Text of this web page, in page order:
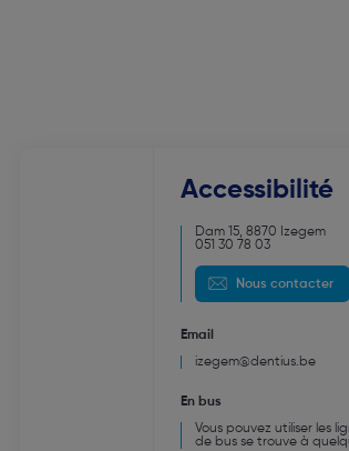
Accessibilité
Dam 15, 8870 Izegem
051 30 78 03
Nous contacter
Email
izegem@dentius.be
En bus
Vous pouvez utiliser les
de bus se trouve à